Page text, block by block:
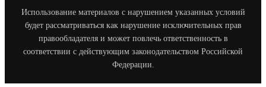
Использование материалов с нарушением указанных условий
будет рассматриваться как нарушение исключительных прав
правообладателя и может повлечь ответственность в
соответствии с действующим законодательством Российской
Федерации.